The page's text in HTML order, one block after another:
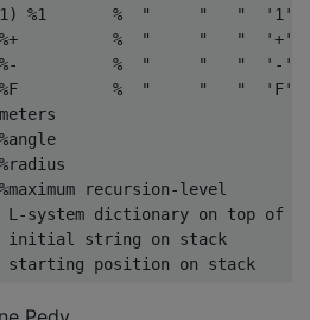
%1       %  "     "   "  '1'
%  "     "   "  '+'
%  "     "   "  '-'
%  "     "   "  'F'
recursion-level
L-system dictionary on top of
initial string on stack